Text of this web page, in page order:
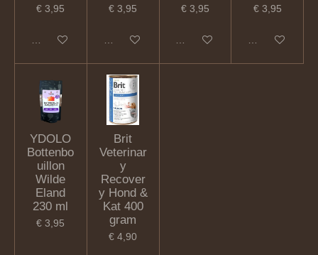
€ 3,95
In winkelwagen
€ 3,95
In winkelwagen
€ 3,95
In winkelwagen
€ 3,95
In winkelwagen
YDOLO
Bottenbo
uillon
Wilde
Eland
230 ml
€ 3,95
Brit
Veterinar
y
Recover
y Hond &
Kat 400
gram
€ 4,90